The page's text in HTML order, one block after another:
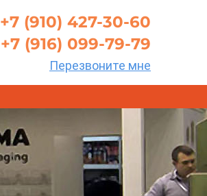
+7 (910) 427-30-60
+7 (916) 099-79-79
Перезвоните мне